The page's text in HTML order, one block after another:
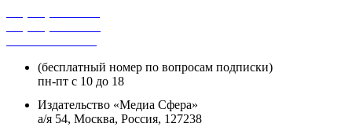
(бесплатный номер по вопросам подписки)
пн-пт с 10 до 18
Издательство «Медиа Сфера»
а/я 54, Москва, Россия, 127238